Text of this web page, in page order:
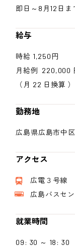
即日～8月12日ま
給与
時給 1,250円
月給例 220,000
（月 22 日換算 ）
勤務地
広島県広島市中区
アクセス
広電３号線
広島バスセン
就業時間
09: 30 ～ 18: